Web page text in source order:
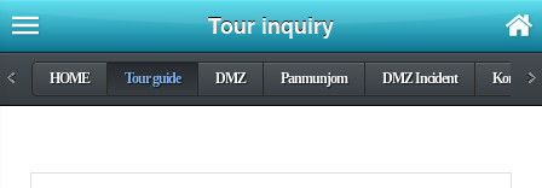
Tour inquiry
< HOME Tour guide DMZ Panmunjom DMZ Incident Korea>